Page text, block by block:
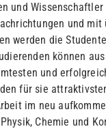
und Wissenschaftler
und mit
werden die
können
und
für sie
im neu
Chemie und